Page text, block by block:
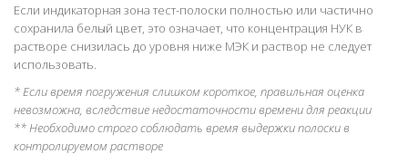
Если индикаторная зона тест-полоски полностью или частично
сохранила белый цвет, это означает, что концентрация НУК в
растворе снизилась до уровня ниже МЭК и раствор не следует
использовать.
* Если время погружения слишком короткое, правильная оценка
невозможна, вследствие недостаточности времени для реакции
** Необходимо строго соблюдать время выдержки полоски в
контролируемом растворе